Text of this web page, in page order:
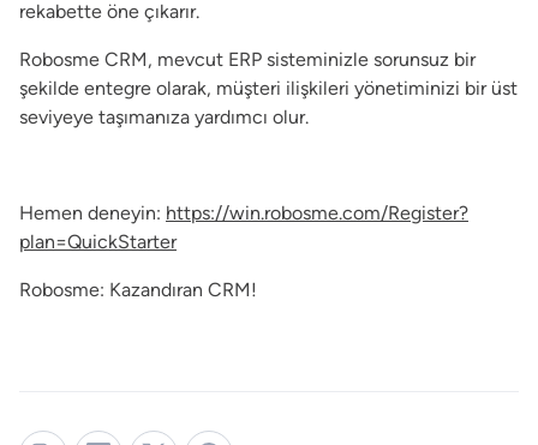
rekabette öne çıkarır.
Robosme CRM, mevcut ERP sisteminizle sorunsuz bir
şekilde entegre olarak, müşteri ilişkileri yönetiminizi bir üst
seviyeye taşımanıza yardımcı olur.
Hemen deneyin: https://win.robosme.com/Register?
plan=QuickStarter
Robosme: Kazandıran CRM!